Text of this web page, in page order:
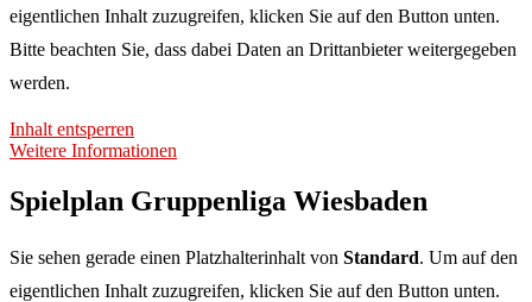
eigentlichen Inhalt zuzugreifen, klicken Sie auf den Button unten.
Bitte beachten Sie, dass dabei Daten an Drittanbieter weitergegeben
werden.
Inhalt entsperren
Weitere Informationen
Spielplan Gruppenliga Wiesbaden
Sie sehen gerade einen Platzhalterinhalt von Standard. Um auf den
eigentlichen Inhalt zuzugreifen, klicken Sie auf den Button unten.